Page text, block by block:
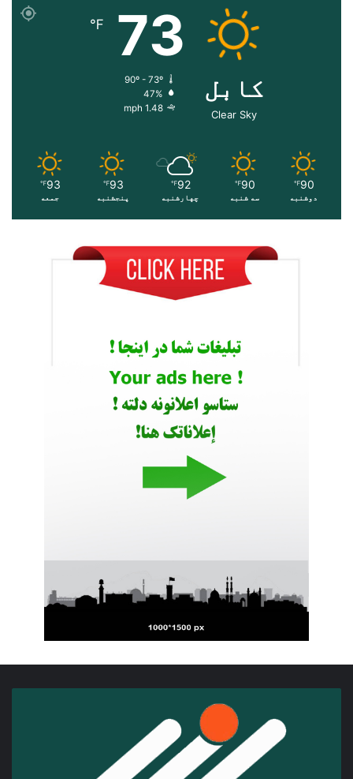
کابل
Clear Sky
73
℉
90º - 73º
47%
1.48 mph
90
℉
دوشنبه
90
℉
سه شنبه
92
℉
چهارشنبه
93
℉
پنجشنبه
93
℉
جمعه